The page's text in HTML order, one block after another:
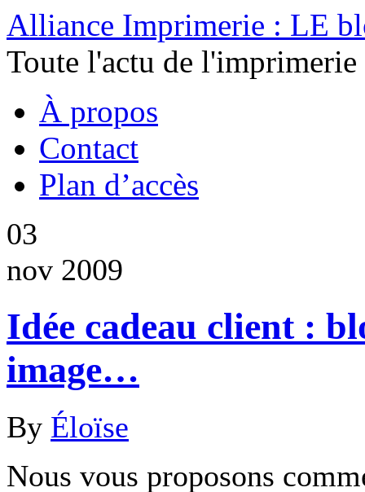
Alliance Imprimerie : LE
Toute l'actu de
À propos
Contact
Plan d’accès
03
nov 2009
Idée cadeau client :
image…
By Éloïse
Nous vous proposons